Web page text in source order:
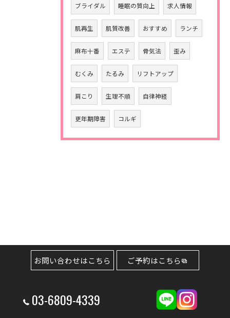
ブライダル 睡眠の質向上 求人情報
肌再生 肌質改善 おすすめ ランチ
麻布十番 エステ 骨気法 歪み
むくみ たるみ リフトアップ
肩こり 生理不順 自律神経
更年期障害 コルギ
03-6809-4339
お問い合わせはこちら ご予約はこちら